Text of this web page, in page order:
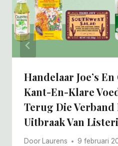
Handelaar Joe’s
Kant-En-Klare
Terug Die
Uitbraak Van
Door Laurens 9 februari